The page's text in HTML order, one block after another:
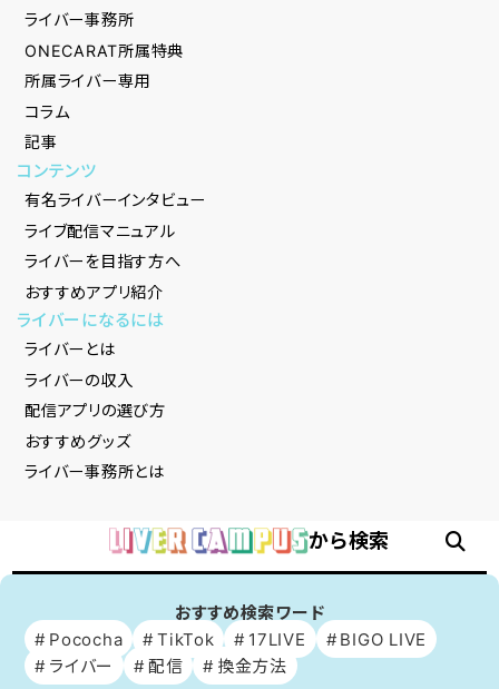
ライバー事務所
ONECARAT所属特典
所属ライバー専用
コラム
記事
コンテンツ
有名ライバーインタビュー
ライブ配信マニュアル
ライバーを目指す方へ
おすすめアプリ紹介
ライバーになるには
ライバーとは
ライバーの収入
配信アプリの選び方
おすすめグッズ
ライバー事務所とは
から検索
おすすめ検索ワード
Pococha
TikTok 17LIVE
BIGO LIVE
ライバー
配信 換金方法